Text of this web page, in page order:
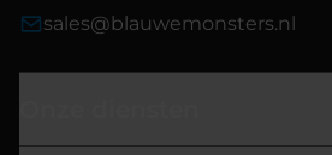
sales@blauwemonsters.nl